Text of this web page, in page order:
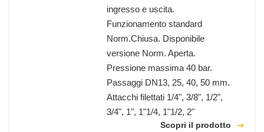
ingresso e uscita.
Funzionamento standard
Norm.Chiusa. Disponibile
versione Norm. Aperta.
Pressione massima 40 bar.
Passaggi DN13, 25, 40, 50 mm.
Attacchi filettati 1/4", 3/8", 1/2",
3/4", 1", 1"1/4, 1"1/2, 2"
Scopri il prodotto